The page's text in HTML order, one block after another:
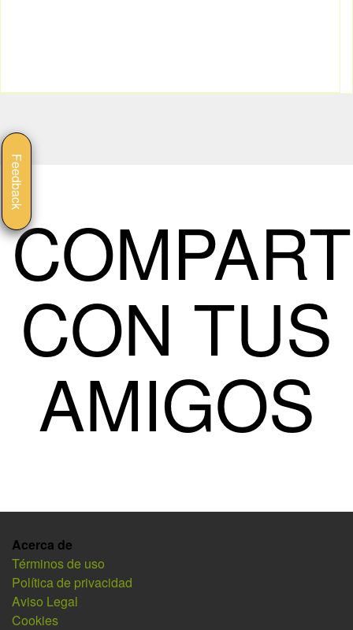
Feedback
CON TUS
AMIGOS
Acerca de
Términos de uso
Política de privacidad
Aviso Legal
Cookies